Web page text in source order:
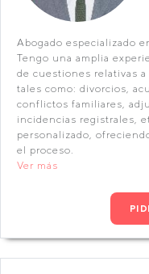
Abogado especializado
Tengo una amplia
de cuestiones relativas
tales como: divorcios,
conflictos familiares,
incidencias registrales,
personalizado,
el proceso.
Ver más